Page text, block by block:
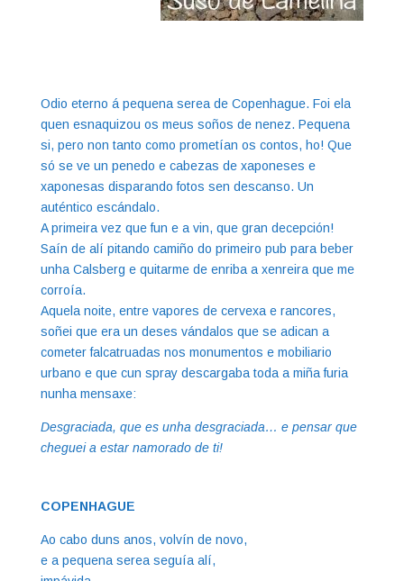
Odio eterno á pequena serea de Copenhague. Foi ela
quen esnaquizou os meus soños de nenez. Pequena
si, pero non tanto como prometían os contos, ho! Que
só se ve un penedo e cabezas de xaponeses e
xaponesas disparando fotos sen descanso. Un
auténtico escándalo.
A primeira vez que fun e a vin, que gran decepción!
Saín de alí pitando camiño do primeiro pub para beber
unha Calsberg e quitarme de enriba a xenreira que me
corroía.
Aquela noite, entre vapores de cervexa e rancores,
soñei que era un deses vándalos que se adican a
cometer falcatruadas nos monumentos e mobiliario
urbano e que cun spray descargaba toda a miña furia
nunha mensaxe:
Desgraciada, que es unha desgraciada… e pensar que
cheguei a estar namorado de ti!
COPENHAGUE
Ao cabo duns anos, volvín de novo,
e a pequena serea seguía alí,